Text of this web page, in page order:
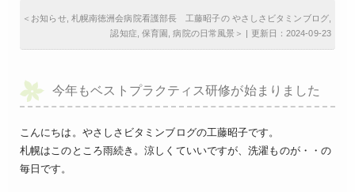
＜ お知らせ, 札幌南徳洲会病院看護部長 工藤昭子の やさしさビタミンブログ,
認知症 保育園 ,病院の日常風景 ＞ | 更新日：2024-09-23
今年もベストプラクティス研修が始まりました
こんにちは。やさしさビタミンブログの工藤昭子です。
札幌はこのところ雨続き。涼しくていいですが、洗濯ものが・・の
毎日です。